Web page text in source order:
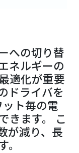
への切り替
ネルギーの
適化が重要
ドライバを
ト毎の電
きます。 こ
が減り、長